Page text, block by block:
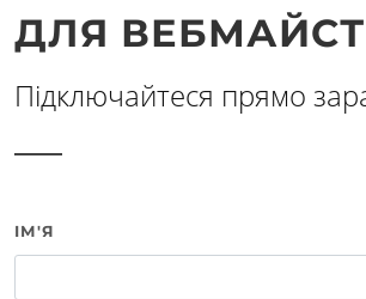
ДЛЯ
Підключайтеся прямо
ІМ'Я